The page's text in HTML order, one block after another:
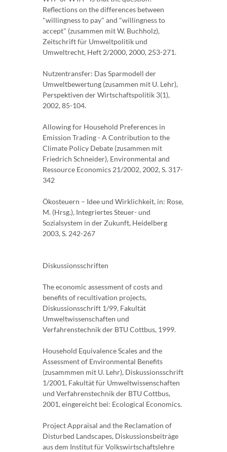
Reflections on the differences between
"willingness to pay" and "willingness to
accept" (zusammen mit W. Buchholz),
Zeitschrift für Umweltpolitik und
Umweltrecht, Heft 2/2000, 2000, 253-271.
Nutzentransfer: Das Sparmodell der
Umweltbewertung (zusammen mit U. Lehr),
Perspektiven der Wirtschaftspolitik 3(1),
2002, 85-104.
Allowing for Household Preferences in
Emission Trading - A Contribution to the
Climate Policy Debate (zusammen mit
Friedrich Schneider), Environmental and
Ressource Economics 21/2002, 2002, S. 317-
342
Ökosteuern – Idee und Wirklichkeit, in: Rose,
M. (Hrsg.), Integriertes Steuer- und
Sozialsystem in der Zukunft, Heidelberg
2003, S. 242-267
Diskussionsschriften
The economic assessment of costs and
benefits of recultivation projects,
Diskussionsschrift 1/99, Fakultät
Umweltwissenschaften und
Verfahrenstechnik der BTU Cottbus, 1999.
Household Equivalence Scales and the
Assessment of Environmental Benefits
(zusammmen mit U. Lehr), Diskussionsschrift
1/2001, Fakultät für Umweltwissenschaften
und Verfahrenstechnik der BTU Cottbus,
2001, eingereicht bei: Ecological Economics.
Project Appraisal and the Reclamation of
Disturbed Landscapes, Diskussionsbeiträge
aus dem Institut für Volkswirtschaftslehre